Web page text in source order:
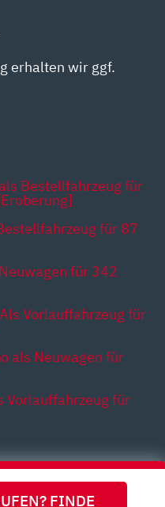
FINDE
erhalten wir ggf.
Bestellfahrzeug für
für 87
für 342
Vorlauffahrzeug für
als Neuwagen für
Vorlauffahrzeug für